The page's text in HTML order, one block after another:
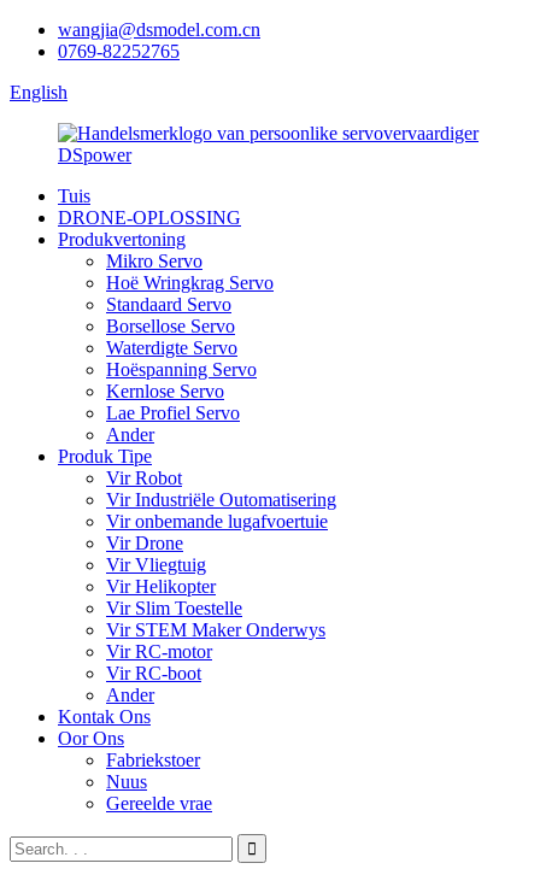
wangjia@dsmodel.com.cn
0769-82252765
English
Tuis
DRONE-OPLOSSING
Produkvertoning
Mikro Servo
Hoë Wringkrag Servo
Standaard Servo
Borsellose Servo
Waterdigte Servo
Hoëspanning Servo
Kernlose Servo
Lae Profiel Servo
Ander
Produk Tipe
Vir Robot
Vir Industriële Outomatisering
Vir onbemande lugafvoertuie
Vir Drone
Vir Vliegtuig
Vir Helikopter
Vir Slim Toestelle
Vir STEM Maker Onderwys
Vir RC-motor
Vir RC-boot
Ander
Kontak Ons
Oor Ons
Fabriekstoer
Nuus
Gereelde vrae